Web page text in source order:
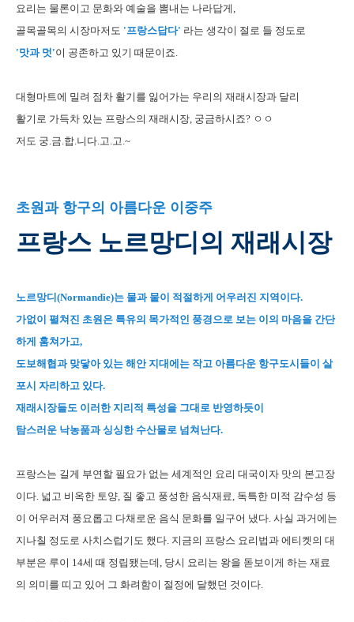
요리는 물론이고 문화와 예술을 뽐내는 나라답게,
골목골목의 시장마저도 '프랑스답다' 라는 생각이 절로 들 정도로
'맛과 멋'이 공존하고 있기 때문이죠.
대형마트에 밀려 점차 활기를 잃어가는 우리의 재래시장과 달리
활기로 가득차 있는 프랑스의 재래시장, 궁금하시죠? ㅇㅇ
저도 궁.금.합.니다.고.고.~
초원과 항구의 아름다운 이중주
프랑스 노르망디의 재래시장
노르망디(Normandie)는 물과 뭍이 적절하게 어우러진 지역이다.
가없이 펼쳐진 초원은 특유의 목가적인 풍경으로 보는 이의 마음을 간단
하게 훔쳐가고,
도보해협과 맞닿아 있는 해안 지대에는 작고 아름다운 항구도시들이 살
포시 자리하고 있다.
재래시장들도 이러한 지리적 특성을 그대로 반영하듯이
탐스러운 낙농품과 싱싱한 수산물로 넘쳐난다.
프랑스는 길게 부연할 필요가 없는 세계적인 요리 대국이자 맛의 본고장
이다. 넓고 비옥한 토양, 질 좋고 풍성한 음식재료, 독특한 미적 감수성 등
이 어우러져 풍요롭고 다채로운 음식 문화를 일구어 냈다. 사실 과거에는
지나칠 정도로 사치스럽기도 했다. 지금의 프랑스 요리법과 에티켓의 대
부분은 루이 14세 때 정립됐는데, 당시 요리는 왕을 돋보이게 하는 재료
의 의미를 띠고 있어 그 화려함이 절정에 달했던 것이다.